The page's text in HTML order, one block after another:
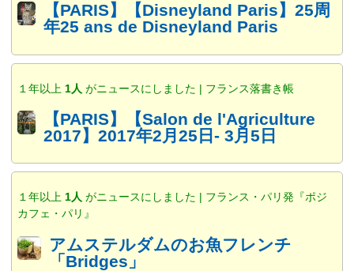
【PARIS】【Disneyland Paris】25周
年25 ans de Disneyland Paris
１年以上 1人 がニュースにしました | フランス落書き帳
【PARIS】【Salon de l'Agriculture
2017】2017年2月25日- 3月5日
１年以上 1人 がニュースにしました | フランス・パリ発『ポジ
カフェ・パリ』
アムステルダムのお魚フレンチ
「Bridges」